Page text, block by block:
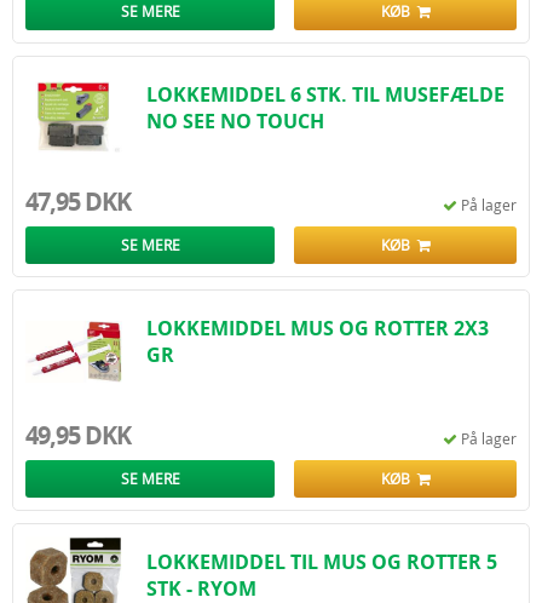
SE MERE KØB
LOKKEMIDDEL 6 STK. TIL MUSEFÆLDE
NO SEE NO TOUCH
47,95 DKK På lager
SE MERE KØB
LOKKEMIDDEL MUS OG ROTTER 2X3
GR
49,95 DKK På lager
SE MERE KØB
LOKKEMIDDEL TIL MUS OG ROTTER 5
STK - RYOM